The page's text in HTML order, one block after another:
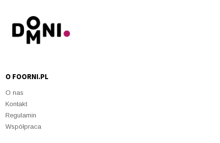
O FOORNI.PL
O nas
Kontakt
Regulamin
Współpraca